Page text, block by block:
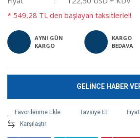
* 549,28 TL den başlayan taksitlerle!!
AYNI GÜN
KARGO
KARGO
BEDAVA
GELİNCE HABER
Tavsiye Et
Karşılaştır